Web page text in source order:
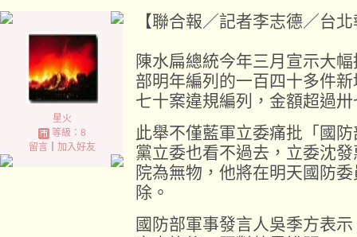
星火
等級：8
留言｜ 加入好友
【聯合報／記者李志德／台
陳水扁總統今年三月宣示大
部明年編列的一百四十多件
七十案違規編列，金額超過
此舉不僅藍軍立委痛批「國
黨立委也看不過去，立委沈
院為無物，他將在明天國防
除。
國防部軍事發言人吳季方表